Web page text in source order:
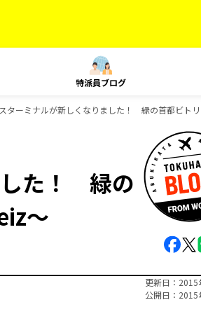
特派員ブログ
ターミナルが新しくなりました！ 緑の首都ビト
した！ 緑の
～
更新日
2015
公開日
2015